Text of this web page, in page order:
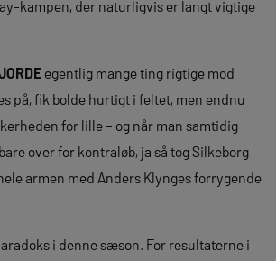
kampen, der naturligvis er langt vigtige
egentlig mange ting rigtige mod
på, fik bolde hurtigt i feltet, men endnu
for lille – og når man samtidig
over for kontraløb, ja så tog Silkeborg
armen med Anders Klynges forrygende
i denne sæson. For resultaterne i